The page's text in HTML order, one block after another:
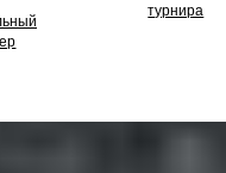
турнира